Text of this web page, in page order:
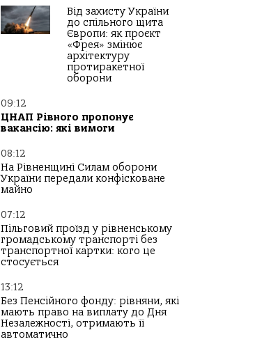
Від захисту України
до спільного щита
Європи: як проєкт
«Фрея» змінює
архітектуру
протиракетної
оборони
09:12
ЦНАП Рівного пропонує
вакансію: які вимоги
08:12
На Рівненщині Силам оборони
України передали конфісковане
майно
07:12
Пільговий проїзд у рівненському
громадському транспорті без
транспортної картки: кого це
стосується
13:12
Без Пенсійного фонду: рівняни, які
мають право на виплату до Дня
Незалежності, отримають її
автоматично